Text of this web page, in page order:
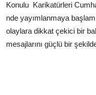
Konulu Karikatürleri
nde yayımlanmaya
olaylara dikkat çekici bir
mesajlarını güçlü bir